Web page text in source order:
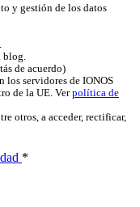
y gestión de los datos
blog.
de acuerdo)
los servidores de IONOS
de la UE. Verpolítica de
otros, a acceder, rectificar,
*